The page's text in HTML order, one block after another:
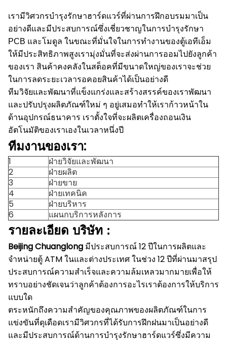
เรามีวิศวกรบำรุงรักษาฮาร์ดแวร์ที่ผ่านการฝึกอบรมมาเป็น
อย่างดีและมีประสบการณ์ซึ่งเชี่ยวชาญในการบำรุงรักษา
PCB และโมดูล ในขณะที่มั่นใจในการทำงานของตู้เอทีเอ็ม
ให้มีประสิทธิภาพสูงเรามุ่งมั่นที่จะส่งผ่านการออมไปยังลูกค้า
ของเรา สินค้าคงคลังในสต็อคที่มีขนาดใหญ่ของเราจะช่วย
ในการลดระยะเวลารอคอยสินค้าได้เป็นอย่างดี
ทีมวิจัยและพัฒนาที่แข็งแกร่งและสร้างสรรค์ของเราพัฒนา
และปรับปรุงผลิตภัณฑ์ใหม่ ๆ อยู่เสมอทำให้เราก้าวหน้าใน
ด้านอุปกรณ์ธนาคาร เราตั้งใจที่จะผลิตเครื่องถอนเงิน
อัตโนมัติของเราเองในเวลาหนึ่งปี
ทีมงานของเรา:
1
ฝ่ายวิจัยและพัฒนา
2
ฝ่ายผลิต
3
ฝ่ายขาย
4
ฝ่ายเทคนิค
5
ฝ่ายบริหาร
6
แผนกบริการหลังการ
รายละเอียด บริษัท :
Beijing Chuanglong มีประสบการณ์ 12 ปีในการผลิตและ
จำหน่ายตู้ ATM ในและต่างประเทศในช่วง 12 ปีที่ผ่านมาสรุป
ประสบการณ์ความสำเร็จและความล้มเหลวมากมายเพื่อให้
ทราบอย่างชัดเจนว่าลูกค้าต้องการอะไรเราต้องการให้บริการ
แบบใด
ตระหนักถึงความสำคัญของคุณภาพของผลิตภัณฑ์ในการ
แข่งขันที่ดุเดือดเรามีวิศวกรที่ได้รับการฝึกฝนมาเป็นอย่างดี
และมีประสบการณ์ด้านการบำรุงรักษาฮาร์ดแวร์ซึ่งมีความ